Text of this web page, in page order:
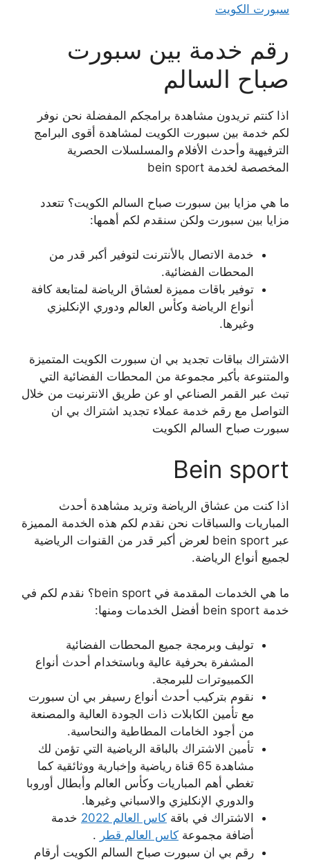
سبورت الكويت
رقم خدمة بين سبورت
صباح السالم
اذا كنتم تريدون مشاهدة برامجكم المفضلة نحن نوفر
لكم خدمة بين سبورت الكويت لمشاهدة أقوى البرامج
الترفيهية وأحدث الأفلام والمسلسلات الحصرية
المخصصة لخدمة bein sport
ما هي مزايا بين سبورت صباح السالم الكويت؟ تتعدد
مزايا بين سبورت ولكن سنقدم لكم أهمها:
خدمة الاتصال بالأنترنت لتوفير أكبر قدر من
المحطات الفضائية.
توفير باقات مميزة لعشاق الرياضة لمتابعة كافة
أنواع الرياضة وكأس العالم ودوري الإنكليزي
وغيرها.
الاشتراك بباقات تجديد بي ان سبورت الكويت المتميزة
والمتنوعة بأكبر مجموعة من المحطات الفضائية التي
تبث عبر القمر الصناعي او عن طريق الانترنيت من خلال
التواصل مع رقم خدمة عملاء تجديد اشتراك بي ان
سبورت صباح السالم الكويت
Bein sport
اذا كنت من عشاق الرياضة وتريد مشاهدة أحدث
المباريات والسباقات نحن نقدم لكم هذه الخدمة المميزة
عبر bein sport لعرض أكبر قدر من القنوات الرياضية
لجميع أنواع الرياضة.
ما هي الخدمات المقدمة في bein sport؟ نقدم لكم في
خدمة bein sport أفضل الخدمات ومنها:
توليف وبرمجة جميع المحطات الفضائية
المشفرة بحرفية عالية وباستخدام أحدث أنواع
الكمبيوترات للبرمجة.
نقوم بتركيب أحدث أنواع رسيفر بي ان سبورت
مع تأمين الكابلات ذات الجودة العالية والمصنعة
من أجود الخامات المطاطية والنحاسية.
تأمين الاشتراك بالباقة الرياضية التي تؤمن لك
مشاهدة 65 قناة رياضية وإخبارية ووثائقية كما
تغطي أهم المباريات وكأس العالم وأبطال أوروبا
والدوري الإنكليزي والاسباني وغيرها.
الاشتراك في باقة كاس العالم 2022
خدمة
أضافة مجموعة كاس العالم قطر .
رقم بي ان سبورت صباح السالم الكويت أرقام